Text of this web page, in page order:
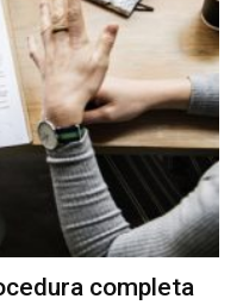
completa